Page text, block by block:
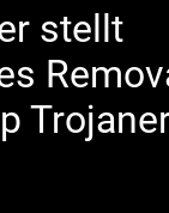
stellt